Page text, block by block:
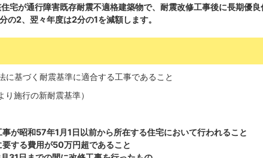
宅が通行障害既存耐震不適格建築物で、耐震改修工事後に長期優良
の2、翌々年度は2分の1を減額します。
に基づく耐震基準に適合する工事であること
り施行の新耐震基準）
事が昭和57年1月1日以前から所在する住宅において行われること
要する費用が50万円超であること